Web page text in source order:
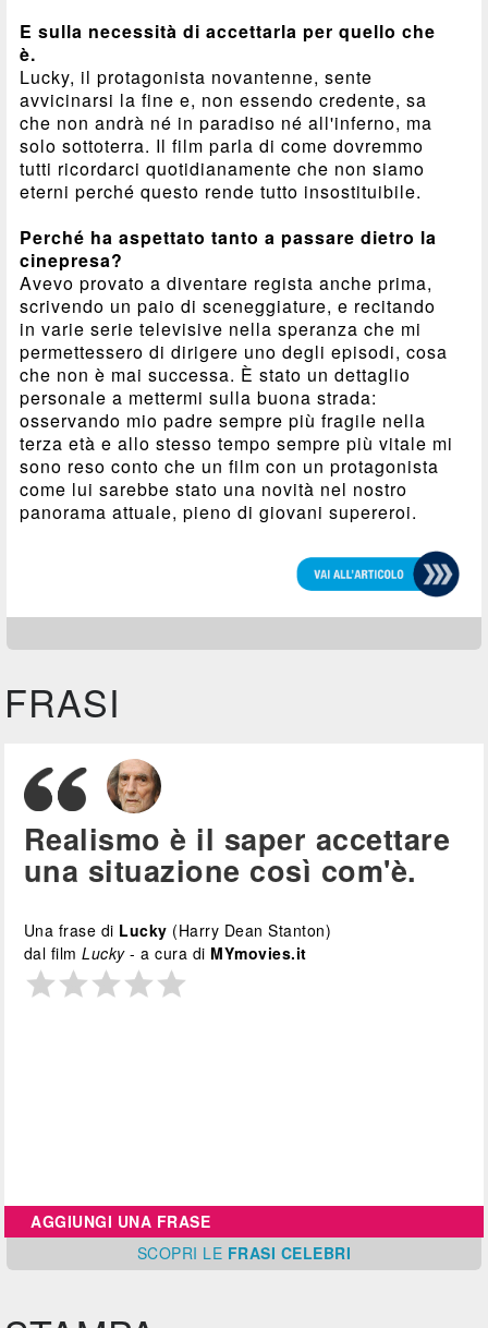
E sulla necessità di accettarla per quello che
è.
Lucky, il protagonista novantenne, sente
avvicinarsi la fine e, non essendo credente, sa
che non andrà né in paradiso né all'inferno, ma
solo sottoterra. Il film parla di come dovremmo
tutti ricordarci quotidianamente che non siamo
eterni perché questo rende tutto insostituibile.
Perché ha aspettato tanto a passare dietro la
cinepresa?
Avevo provato a diventare regista anche prima,
scrivendo un paio di sceneggiature, e recitando
in varie serie televisive nella speranza che mi
permettessero di dirigere uno degli episodi, cosa
che non è mai successa. È stato un dettaglio
personale a mettermi sulla buona strada:
osservando mio padre sempre più fragile nella
terza età e allo stesso tempo sempre più vitale mi
sono reso conto che un film con un protagonista
come lui sarebbe stato una novità nel nostro
panorama attuale, pieno di giovani supereroi.
FRASI
Realismo è il saper accettare
una situazione così com'è.
Una frase di Lucky (Harry Dean Stanton)
dal filmLucky- a cura di MYmovies.it
AGGIUNGI UNA FRASE
SCOPRI LE FRASI CELEBRI